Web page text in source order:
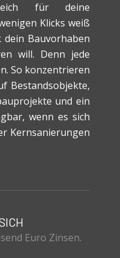
für deine
Klicks weiß
Bauvorhaben
will. Denn jede
So konzentrieren
Bestandsobjekte,
und ein
wenn es sich
Kernsanierungen
Euro Zinsen.